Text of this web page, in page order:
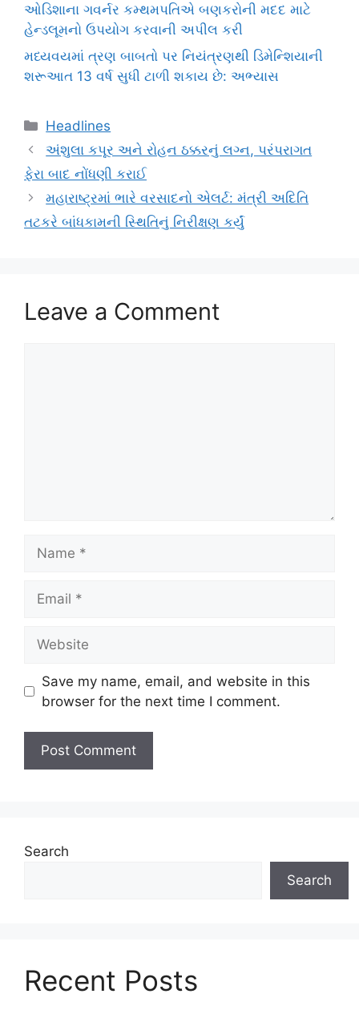
ઓડિશાના ગવર્નર કમ્થમપતિએ બણકરોની મદદ માટે
હેન્ડલૂમનો ઉપયોગ કરવાની અપીલ કરી
મધ્યવયમાં ત્રણ બાબતો પર નિયંત્રણથી ડિમેન્શિયાની
શરૂઆત 13 વર્ષ સુધી ટાળી શકાય છે: અભ્યાસ
Categories
Headlines
અંશુલા કપૂર અને રોહન ઠક્કરનું લગ્ન, પરંપરાગત
ફેરા બાદ નોંધણી કરાઈ
મહારાષ્ટ્રમાં ભારે વરસાદનો એલર્ટ: મંત્રી અદિતિ
તટકરે બાંધકામની સ્થિતિનું નિરીક્ષણ કર્યું
Leave a Comment
Save my name, email, and website in this
browser for the next time I comment.
Search
Search
Recent Posts